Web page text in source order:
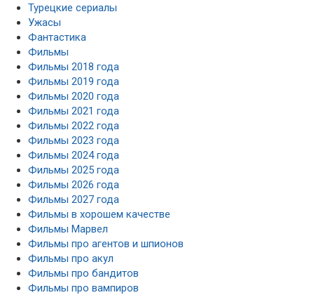
Турецкие сериалы
Ужасы
Фантастика
Фильмы
Фильмы 2018 года
Фильмы 2019 года
Фильмы 2020 года
Фильмы 2021 года
Фильмы 2022 года
Фильмы 2023 года
Фильмы 2024 года
Фильмы 2025 года
Фильмы 2026 года
Фильмы 2027 года
Фильмы в хорошем качестве
Фильмы Марвел
Фильмы про агентов и шпионов
Фильмы про акул
Фильмы про бандитов
Фильмы про вампиров